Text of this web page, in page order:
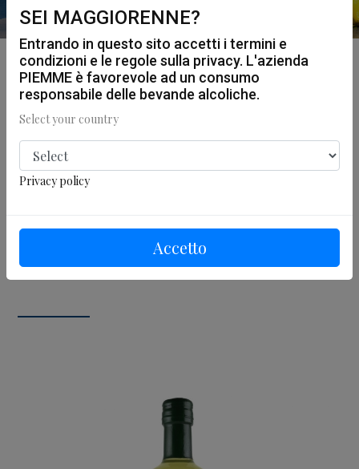
I LIQUORI PIEMME
UN SAPORE PER OGNI
DESIDERIO ED OCCASIONE
PIEMME propone una selezione di Liquori che
esaltano il profumo e l’aroma di frutti e coltivazioni
rinfrescanti o corposi, soddisfano ogni inclinazione
gustativa di chi li assaggia.
SEI MAGGIORENNE?
Entrando in questo sito accetti i termini e
condizioni e le regole sulla privacy. L'azienda
PIEMME è favorevole ad un consumo
responsabile delle bevande alcoliche.
Select your country
Privacy policy
Accetto